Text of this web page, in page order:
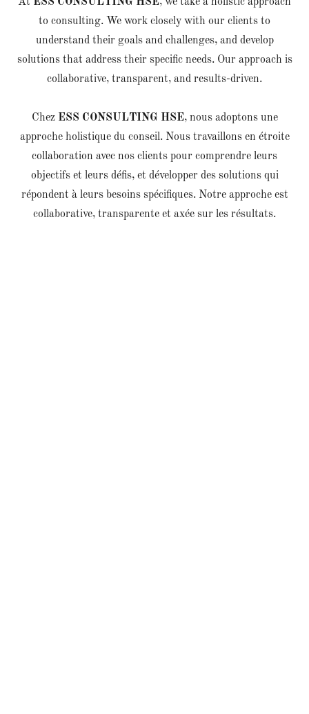
to consulting. We work closely with our clients to
understand their goals and challenges, and develop
solutions that address their specific needs. Our approach is
collaborative, transparent, and results-driven.
Chez ESS CONSULTING HSE, nous adoptons une
approche holistique du conseil. Nous travaillons en étroite
collaboration avec nos clients pour comprendre leurs
objectifs et leurs défis, et développer des solutions qui
répondent à leurs besoins spécifiques. Notre approche est
collaborative, transparente et axée sur les résultats.